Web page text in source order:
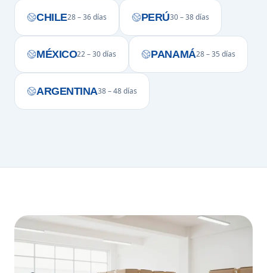
CHILE28 – 36 días PERÚ30 – 38 días
MÉXICO22 – 30 días PANAMÁ28 – 35 días
ARGENTINA38 – 48 días